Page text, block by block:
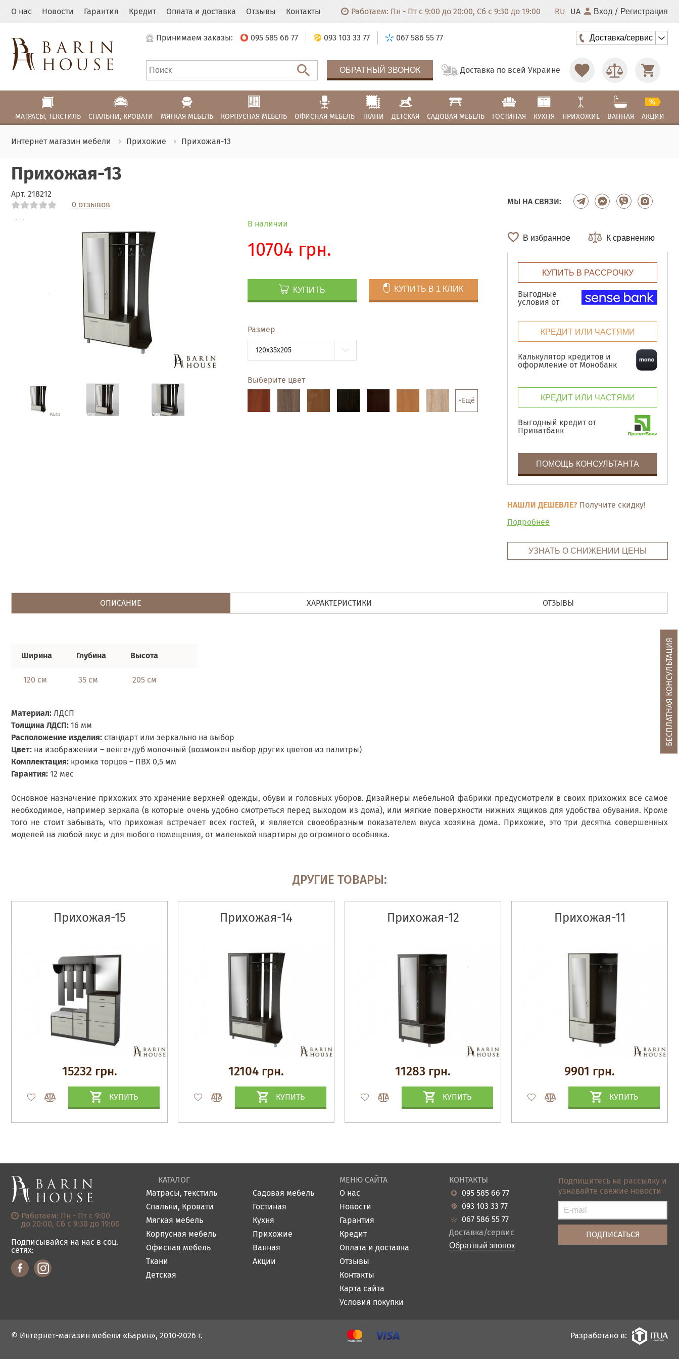
О нас Новости Гарантия Кредит Оплата и доставка Отзывы Контакты Работаем: Пн - Пт с 9:00 до 20:00, Сб с 9:30 до 19:00 RU UA Вход / Регистрация
Принимаем заказы: 095 585 66 77 093 103 33 77 067 586 55 77 Доставка/сервис
ОБРАТНЫЙ ЗВОНОК Доставка по всей Украине
МАТРАСЫ, ТЕКСТИЛЬ СПАЛЬНИ, КРОВАТИ МЯГКАЯ МЕБЕЛЬ КОРПУСНАЯ МЕБЕЛЬ ОФИСНАЯ МЕБЕЛЬ ТКАНИ ДЕТСКАЯ САДОВАЯ МЕБЕЛЬ ГОСТИНАЯ КУХНЯ ПРИХОЖИЕ ВАННАЯ АКЦИИ
Интернет магазин мебели Прихожие Прихожая-13
Прихожая-13
Арт. 218212
0 отзывов
Link
Link
Link В наличии
10704 грн.
КУПИТЬ КУПИТЬ В 1 КЛИК
Размер
120x35x205
Выберите цвет
+Ещё
МЫ НА СВЯЗИ:
В избранное К сравнению
КУПИТЬ В РАССРОЧКУ
Выгодные
условия от
КРЕДИТ ИЛИ ЧАСТЯМИ
Калькулятор кредитов и
оформление от Монобанк
КРЕДИТ ИЛИ ЧАСТЯМИ
Выгодный кредит от
Приватбанк
ПОМОЩЬ КОНСУЛЬТАНТА
НАШЛИ ДЕШЕВЛЕ? Получите скидку!
Подробнее
УЗНАТЬ О СНИЖЕНИИ ЦЕНЫ
ОПИСАНИЕ ХАРАКТЕРИСТИКИ ОТЗЫВЫ
Ширина Глубина Высота
120 см 35 см 205 см
Материал: ЛДСП
Толщина ЛДСП: 16 мм
Расположение изделия: стандарт или зеркально на выбор
Цвет: на изображении – венге+дуб молочный (возможен выбор других цветов из палитры)
Комплектация: кромка торцов – ПВХ 0,5 мм
Гарантия: 12 мес
Основное назначение прихожих это хранение верхней одежды, обуви и головных уборов. Дизайнеры мебельной фабрики предусмотрели в своих прихожих все самое
необходимое, например зеркала (в которые очень удобно смотреться перед выходом из дома), или мягкие поверхности нижних ящиков для удобства обувания. Кроме
того не стоит забывать, что прихожая встречает всех гостей, и является своеобразным показателем вкуса хозяина дома. Прихожие, это три десятка совершенных
моделей на любой вкус и для любого помещения, от маленькой квартиры до огромного особняка.
ДРУГИЕ ТОВАРЫ:
Прихожая-15
15232 грн.
КУПИТЬ
Прихожая-14
12104 грн.
КУПИТЬ
Прихожая-12
11283 грн.
КУПИТЬ
Прихожая-11
9901 грн.
КУПИТЬ
БЕСПЛАТНАЯ КОНСУЛЬТАЦИЯ
Работаем: Пн - Пт с 9:00
до 20:00, Сб с 9:30 до 19:00
Подписывайся на нас в соц.
сетях:
КАТАЛОГ
Матрасы, текстиль
Спальни, Кровати
Мягкая мебель
Корпусная мебель
Офисная мебель
Ткани
Детская
Садовая мебель
Гостиная
Кухня
Прихожие
Ванная
Акции
МЕНЮ САЙТА
О нас
Новости
Гарантия
Кредит
Оплата и доставка
Отзывы
Контакты
Карта сайта
Условия покупки
КОНТАКТЫ
095 585 66 77
093 103 33 77
067 586 55 77
Доставка/сервис
Обратный звонок
Подпишитесь на рассылку и
узнавайте свежие новости
© Интернет-магазин мебели «Барин», 2010-2026 г. Разработано в: